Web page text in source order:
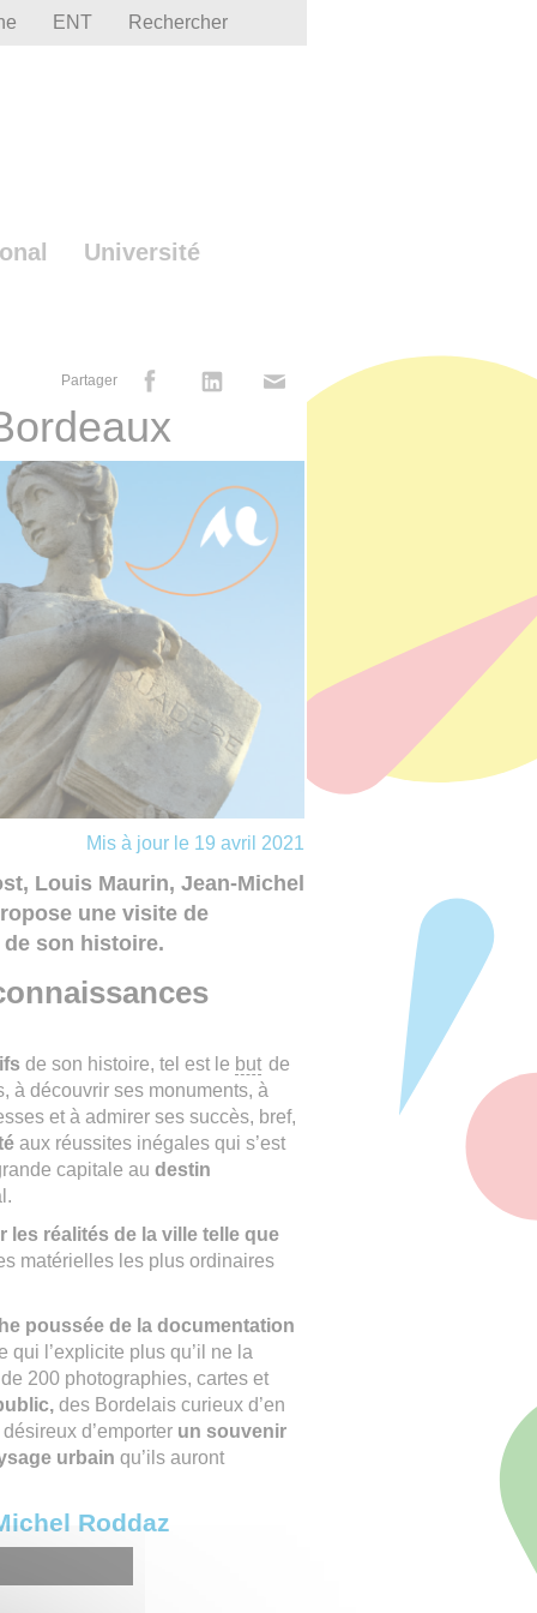
ENT Rechercher
Université
Partager
Mis à jour le 19 avril 2021
Louis Maurin, Jean-Michel
une visite de
son histoire.
de son histoire, tel est le but de
à découvrir ses monuments, à
et à admirer ses succès, bref,
aux réussites inégales qui s’est
capitale au destin
les réalités de la ville telle que
matérielles les plus ordinaires
poussée de la documentation
l’explicite plus qu’il ne la
200 photographies, cartes et
des Bordelais curieux d’en
d’emporter un souvenir
urbain qu’ils auront
Roddaz